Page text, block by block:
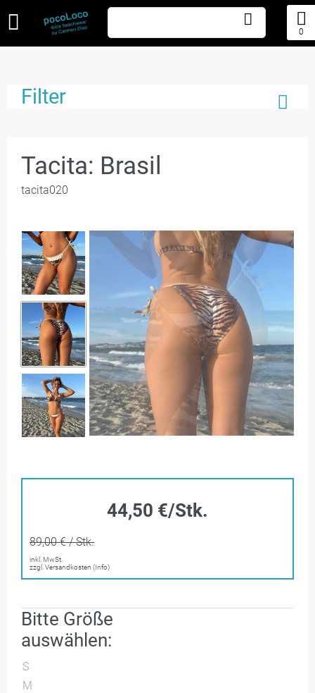
0
Filter
Tacita: Brasil
tacita020
44,50 €/Stk.
89,00 € / Stk.
inkl. MwSt.
zzgl. Versandkosten (Info)
Bitte Größe
auswählen:
S
M